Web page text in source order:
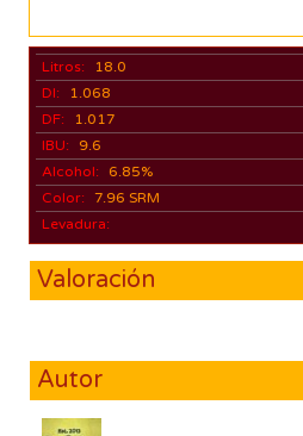
Litros:
18.0
DI:
1.068
DF:
1.017
IBU:
9.6
Alcohol:
6.85%
Color: 7.96 SRM
Levadura:
Valoración
Autor